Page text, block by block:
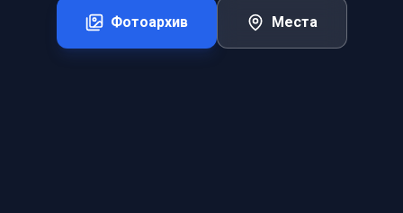
Фотоархив Места